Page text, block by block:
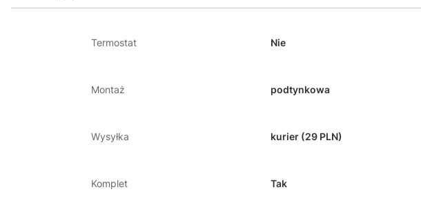
Termostat Nie
Montaż podtynkowa
Wysyłka kurier (29 PLN)
Komplet Tak